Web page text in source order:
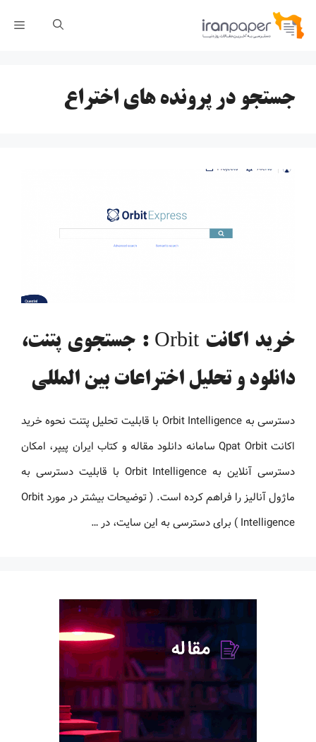
پرش
جستجو در پرونده های اختراع
خرید اکانت Orbit : جستجوی پتنت،
دانلود و تحلیل اختراعات بین المللی
دسترسی به Orbit Intelligence با قابلیت تحلیل پتنت نحوه خرید
اکانت Qpat Orbit سامانه دانلود مقاله و کتاب ایران پیپر، امکان
دسترسی آنلاین به Orbit Intelligence با قابلیت دسترسی به
ماژول آنالیز را فراهم کرده است. ( توضیحات بیشتر در مورد Orbit
Intelligence ) برای دسترسی به این سایت، در …